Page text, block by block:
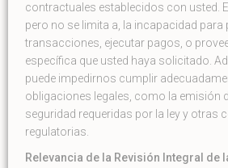
contractuales establecidos con usted.
pero no se limita a, la incapacidad para
transacciones, ejecutar pagos, o
específica que usted haya solicitado.
puede impedirnos cumplir
obligaciones legales, como la emisión
seguridad requeridas por la ley y otras
regulatorias.
Relevancia de la Revisión Integral de